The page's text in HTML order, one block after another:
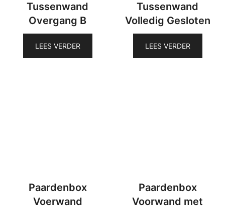
Tussenwand
Overgang B
LEES VERDER
Tussenwand
Volledig Gesloten
LEES VERDER
Paardenbox
Voerwand
Paardenbox
Voorwand met